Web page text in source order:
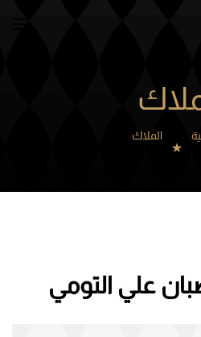
الملاك
علي التومي